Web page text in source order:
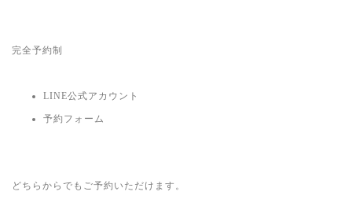
完全予約制
LINE公式アカウント
予約フォーム
どちらからでもご予約いただけます。